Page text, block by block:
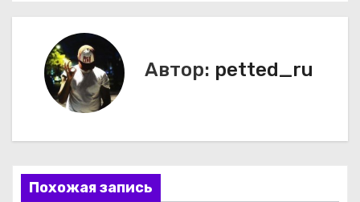
в
ц
и
Автор: petted_ru
Похожая запись